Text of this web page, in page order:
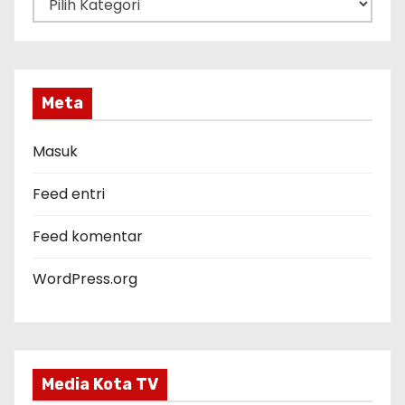
a
o
r
Meta
Masuk
Feed entri
Feed komentar
WordPress.org
Media Kota TV